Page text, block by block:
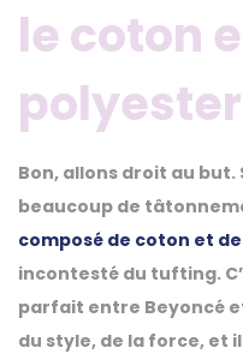
le coton
polyester
Bon, allons droit au
beaucoup de
composé de coton et
incontesté du tufting.
parfait entre Beyoncé
du style, de la force, et